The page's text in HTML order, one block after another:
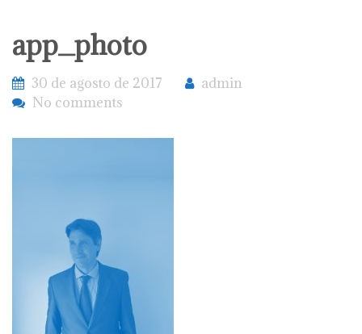
app_photo
30 de agosto de 2017
admin
No comments